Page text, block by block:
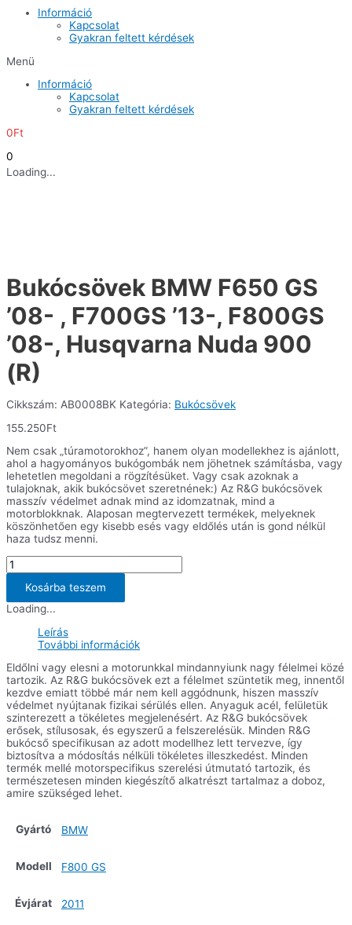
Információ
Kapcsolat
Gyakran feltett kérdések
Menü
Információ
Kapcsolat
Gyakran feltett kérdések
0Ft
0
Loading...
Bukócsövek BMW F650 GS
’08- , F700GS ’13-, F800GS
’08-, Husqvarna Nuda 900
(R)
Cikkszám: AB0008BK Kategória: Bukócsövek
155.250Ft
Nem csak „túramotorokhoz”, hanem olyan modellekhez is ajánlott,
ahol a hagyományos bukógombák nem jöhetnek számításba, vagy
lehetetlen megoldani a rögzítésüket. Vagy csak azoknak a
tulajoknak, akik bukócsövet szeretnének:) Az R&G bukócsövek
masszív védelmet adnak mind az idomzatnak, mind a
motorblokknak. Alaposan megtervezett termékek, melyeknek
köszönhetően egy kisebb esés vagy eldőlés után is gond nélkül
haza tudsz menni.
Bukócsövek
BMW
F650
GS
'08-
F700GS
F800GS
'08-,
Husqvarna
Nuda
900
(R)
mennyiség
Kosárba teszem
Loading...
Leírás
További információk
Eldőlni vagy elesni a motorunkkal mindannyiunk nagy félelmei közé
tartozik. Az R&G bukócsövek ezt a félelmet szüntetik meg, innentől
kezdve emiatt többé már nem kell aggódnunk, hiszen masszív
védelmet nyújtanak fizikai sérülés ellen. Anyaguk acél, felületük
szinterezett a tökéletes megjelenésért. Az R&G bukócsövek
erősek, stílusosak, és egyszerű a felszerelésük. Minden R&G
bukócső specifikusan az adott modellhez lett tervezve, így
biztosítva a módosítás nélküli tökéletes illeszkedést. Minden
termék mellé motorspecifikus szerelési útmutató tartozik, és
természetesen minden kiegészítő alkatrészt tartalmaz a doboz,
amire szükséged lehet.
Gyártó BMW
Modell F800 GS
Évjárat 2011